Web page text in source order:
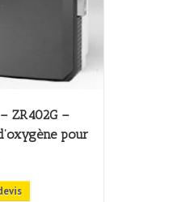
ZR402G –
pour